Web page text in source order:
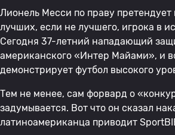
Лионель Месси по праву претендует
лучших, если не лучшего, игрока в
Сегодня 37-летний нападающий
американского «Интер Майами», и
демонстрирует футбол высокого
Тем не менее, сам форвард о
задумывается. Вот что он сказал
латиноамериканца приводит